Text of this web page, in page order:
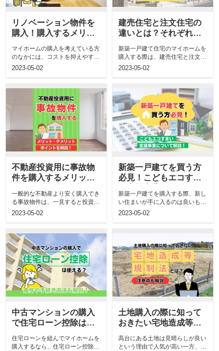
リノベーション物件を
購入！購入するメリッ
トや注意点をご紹介
マイホームの購入を考えている方
のなかには、コストを抑えやすい
リノベーション物件が気になって
2023-05-02
建売住宅と注文住宅の
違いとは？それぞれの
特徴や向いている方に
ついて解説
新築一戸建て住宅のマイホームを
購入する際は、建売住宅と注文住
宅の2つの選択肢があります。 今
2023-05-02
不動産投資用に事故物
件を購入するメリッ
ントを解説！
一般的な不動産より安く購入でき
る事故物件は、一見すると投資用
物件として魅力的に映ります。
2023-05-02
新築一戸建てを買う方
必見！こどもエコすま
説！
新築一戸建てを購入する際、新し
い住まいが手に入るのは良いもの
の、価格の高さが気になる方も多
2023-05-02
中古マンションの購入
で住宅ローン控除は使
える？条件や手続き方
法も解説！
住宅ローンを組んでマイホームを
購入するなら、住宅ローン控除を
土地購入の際に知って
おきたい宅地造成等規
制法とは？注意点も解
説
高台にある土地は見晴らしが良い
という理由で人気が高い一方、崖